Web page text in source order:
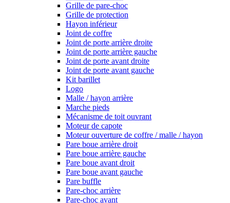
Grille de pare-choc
Grille de protection
Hayon inférieur
Joint de coffre
Joint de porte arrière droite
Joint de porte arrière gauche
Joint de porte avant droite
Joint de porte avant gauche
Kit barillet
Logo
Malle / hayon arrière
Marche pieds
Mécanisme de toit ouvrant
Moteur de capote
Moteur ouverture de coffre / malle / hayon
Pare boue arrière droit
Pare boue arrière gauche
Pare boue avant droit
Pare boue avant gauche
Pare buffle
Pare-choc arrière
Pare-choc avant